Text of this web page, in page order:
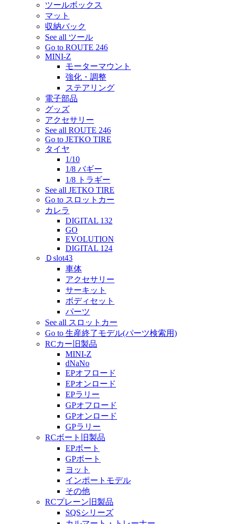
ツールボックス
マット
収納バック
See all ツール
Go to ROUTE 246
MINI-Z
モーターマウント
強化・調整
ステアリング
電子部品
グッズ
アクセサリー
See all ROUTE 246
Go to JETKO TIRE
タイヤ
1/10
1/8 バギー
1/8 トラギー
See all JETKO TIRE
Go to スロットカー
カレラ
DIGITAL 132
GO
EVOLUTION
DIGITAL 124
Ｄslot43
車体
アクセサリー
サーキット
ボディセット
パーツ
See all スロットカー
Go to 生産終了モデル(パーツ検索用)
RCカー旧製品
MINI-Z
dNaNo
EPオフロード
EPオンロード
EPラリー
GPオフロード
GPオンロード
GPラリー
RCボート旧製品
EPボート
GPボート
ヨット
インポートモデル
その他
RCプレーン旧製品
SQSシリーズ